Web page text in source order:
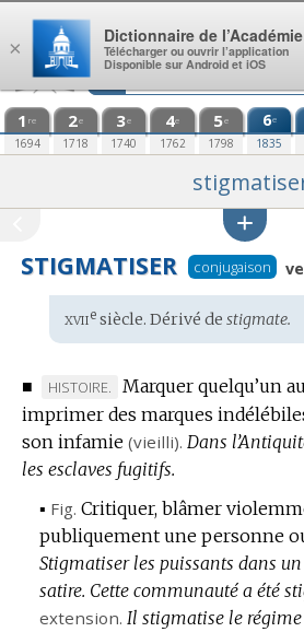
Aller au contenu
1 re
1694
2e
1718
3e
1740
4e
1762
5e
1798
6e
1835
STIGMATISER conjugaison
Étymologie
:
xviiesiècle. Dérivé de stigmate.
■
MARQUE
DE
DOMAINE
:
HISTOIRE.
Marquer quelqu’un
imprimer des marques
son infamie (vieilli). Dans
les esclaves fugitifs.
▪ Fig. Critiquer, blâmer
publiquement une personne
Stigmatiser les puissants dans
satire. Cette communauté a été
extension. Il stigmatise le
×
Dictionnaire de l’Académie
Télécharger ou ouvrir l’application
Disponible sur Android et iOS